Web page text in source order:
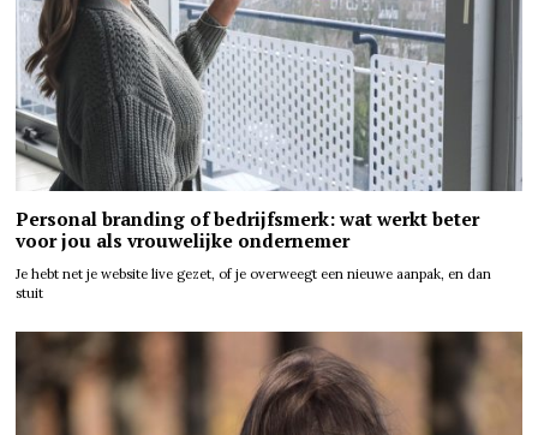
Personal branding of bedrijfsmerk: wat werkt beter
voor jou als vrouwelijke ondernemer
Je hebt net je website live gezet, of je overweegt een nieuwe aanpak, en dan
stuit